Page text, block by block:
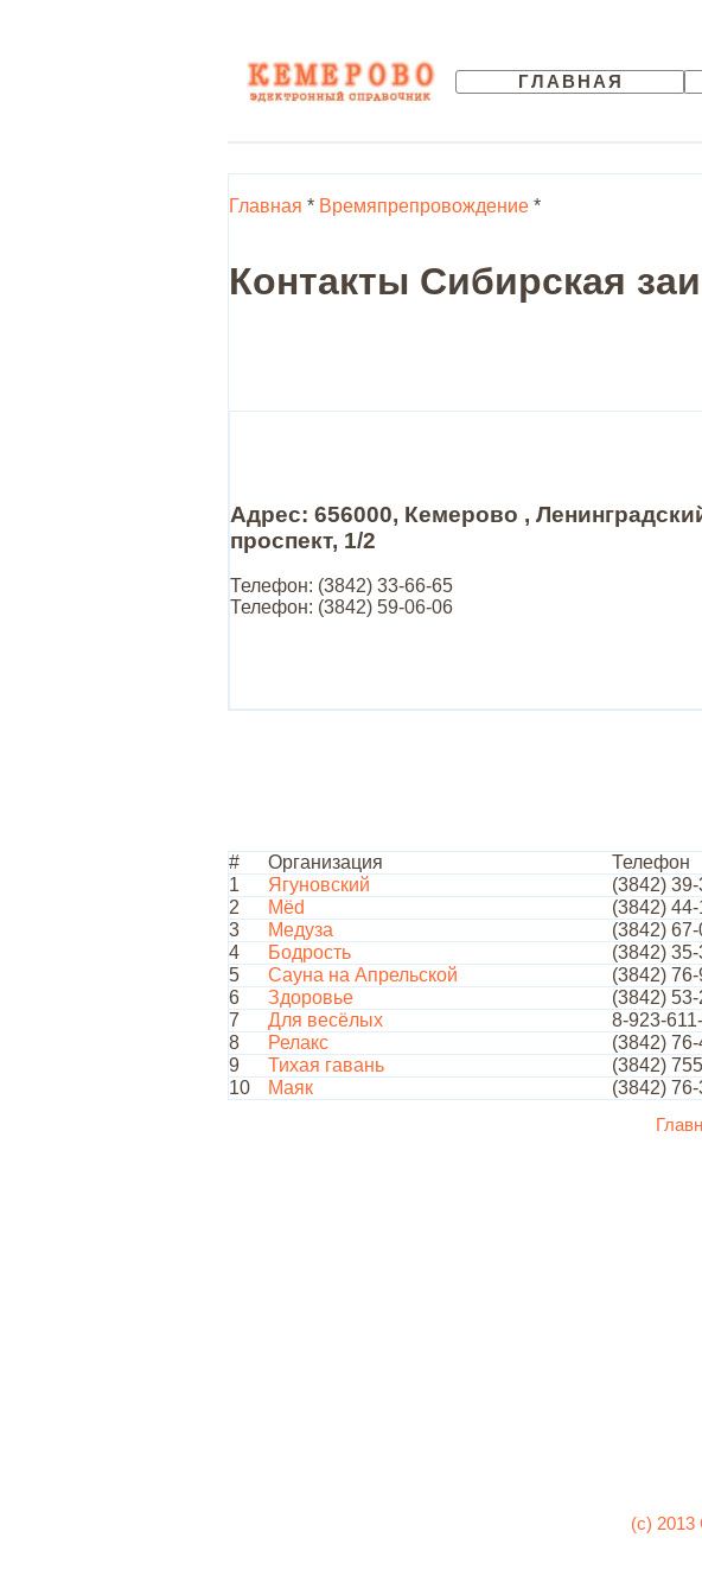
ГЛАВНАЯ
Главная * Времяпрепровождение *
Контакты Сибирская
Адрес: 656000, Кемерово ,
проспект, 1/2
Телефон: (3842) 33-66-65
Телефон: (3842) 59-06-06
# Организация Телефон
1
Ягуновский (3842)
2
Мёd (3842)
3
Медуза (3842)
4
Бодрость (3842)
5
Сауна на Апрельской (3842)
6
Здоровье (3842)
7
Для весёлых 8-923-
8
Релакс (3842)
9
Тихая гавань (3842)
10
Маяк (3842)
(c) 2013